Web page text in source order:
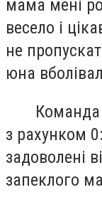
мама мені
весело і
не
юна
Команда
з рахунком
задоволені
запеклого